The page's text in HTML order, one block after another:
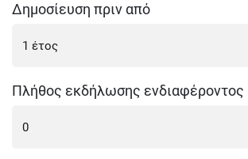
Δημοσίευση πριν από
Πλήθος εκδήλωσης ενδιαφέροντος